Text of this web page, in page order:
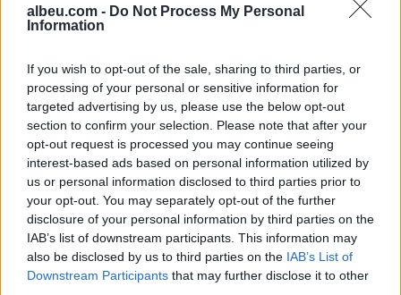
albeu.com - Do Not Process My Personal
Information
If you wish to opt-out of the sale, sharing to third parties, or
processing of your personal or sensitive information for
targeted advertising by us, please use the below opt-out
section to confirm your selection. Please note that after your
opt-out request is processed you may continue seeing
interest-based ads based on personal information utilized by
us or personal information disclosed to third parties prior to
your opt-out. You may separately opt-out of the further
disclosure of your personal information by third parties on the
IAB’s list of downstream participants. This information may
also be disclosed by us to third parties on the IAB’s List of
Downstream Participants that may further disclose it to other
shumicën në gabim